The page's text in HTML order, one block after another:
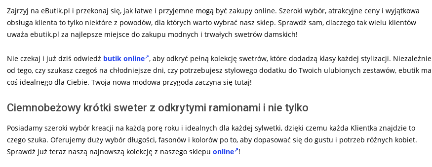
Zajrzyj na eButik.pl i przekonaj się, jak łatwe i przyjemne mogą być zakupy online. Szeroki wybór, atrakcyjne ceny i wyjątkowa
obsługa klienta to tylko niektóre z powodów, dla których warto wybrać nasz sklep. Sprawdź sam, dlaczego tak wielu klientów
uważa ebutik.pl za najlepsze miejsce do zakupu modnych i trwałych swetrów damskich!
Nie czekaj i już dziś odwiedź butik online , aby odkryć pełną kolekcję swetrów, które dodadzą klasy każdej stylizacji. Niezależnie
od tego, czy szukasz czegoś na chłodniejsze dni, czy potrzebujesz stylowego dodatku do Twoich ulubionych zestawów, ebutik ma
coś idealnego dla Ciebie. Twoja nowa modowa przygoda zaczyna się tutaj!
Ciemnobeżowy krótki sweter z odkrytymi ramionami i nie tylko
Posiadamy szeroki wybór kreacji na każdą porę roku i idealnych dla każdej sylwetki, dzięki czemu każda Klientka znajdzie to
czego szuka. Oferujemy duży wybór długości, fasonów i kolorów po to, aby dopasować się do gustu i potrzeb różnych kobiet.
Sprawdź już teraz naszą najnowszą kolekcję z naszego sklepu online !